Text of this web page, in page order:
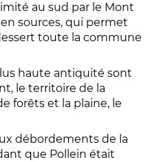
au sud par le Mont
sources, qui permet
toute la commune
haute antiquité sont
le territoire de la
forêts et la plaine, le
débordements de la
que Pollein était